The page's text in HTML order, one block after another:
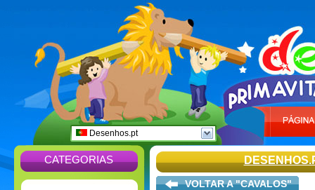
Desenhos.pt
CATEGORIAS
VOLTAR A "CAVALOS"